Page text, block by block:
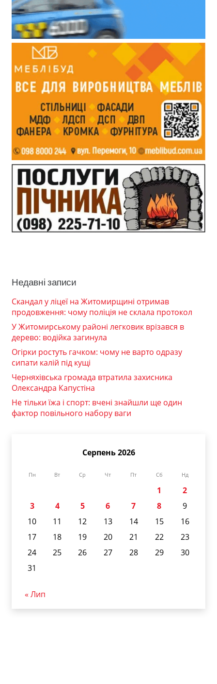
Недавні записи
Скандал у ліцеї на Житомирщині отримав
продовження: чому поліція не склала протокол
У Житомирському районі легковик врізався в
дерево: водійка загинула
Огірки ростуть гачком: чому не варто одразу
сипати калій під кущі
Черняхівська громада втратила захисника
Олександра Капустіна
Не тільки їжа і спорт: вчені знайшли ще один
фактор повільного набору ваги
Серпень 2026
Пн Вт Ср Чт Пт Сб Нд
1
2
3
4 5 6 7 8
9
10
11 12 13 14 15
16
17
18 19 20 21 22
23
24
25 26 27 28 29
30
31
« Лип